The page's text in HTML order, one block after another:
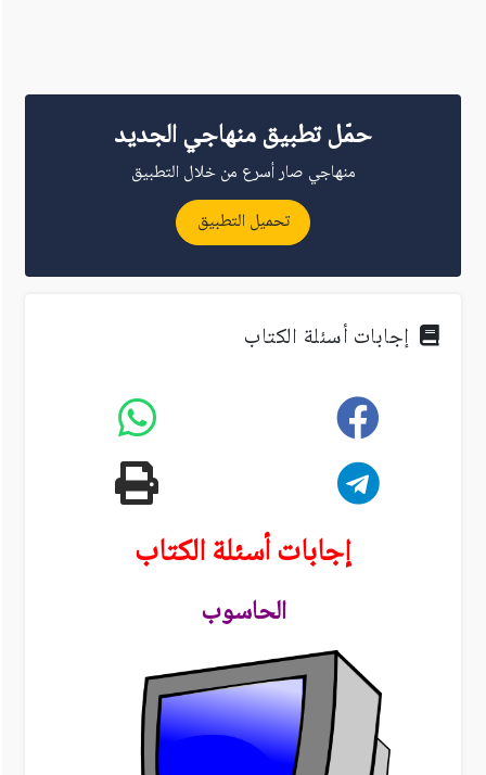
حمّل تطبيق منهاجي الجديد
منهاجي صار أسرع من خلال التطبيق
تحميل التطبيق
إجابات أسئلة الكتاب
إجابات أسئلة الكتاب
الحاسوب